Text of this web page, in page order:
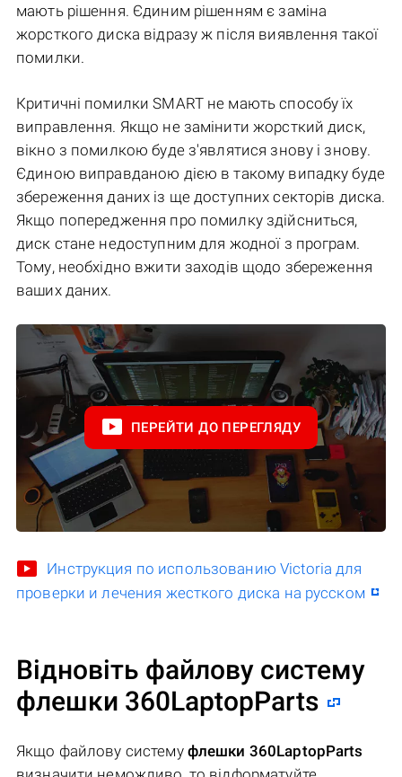
мають рішення. Єдиним рішенням є заміна
жорсткого диска відразу ж після виявлення такої
помилки.
Критичні помилки SMART не мають способу їх
виправлення. Якщо не замінити жорсткий диск,
вікно з помилкою буде з'являтися знову і знову.
Єдиною виправданою дією в такому випадку буде
збереження даних із ще доступних секторів диска.
Якщо попередження про помилку здійсниться,
диск стане недоступним для жодної з програм.
Тому, необхідно вжити заходів щодо збереження
ваших даних.
ПЕРЕЙТИ ДО ПЕРЕГЛЯДУ
Инструкция по использованию Victoria для
проверки и лечения жесткого диска на русском
Відновіть файлову систему
флешки 360LaptopParts
Якщо файлову систему флешки 360LaptopParts